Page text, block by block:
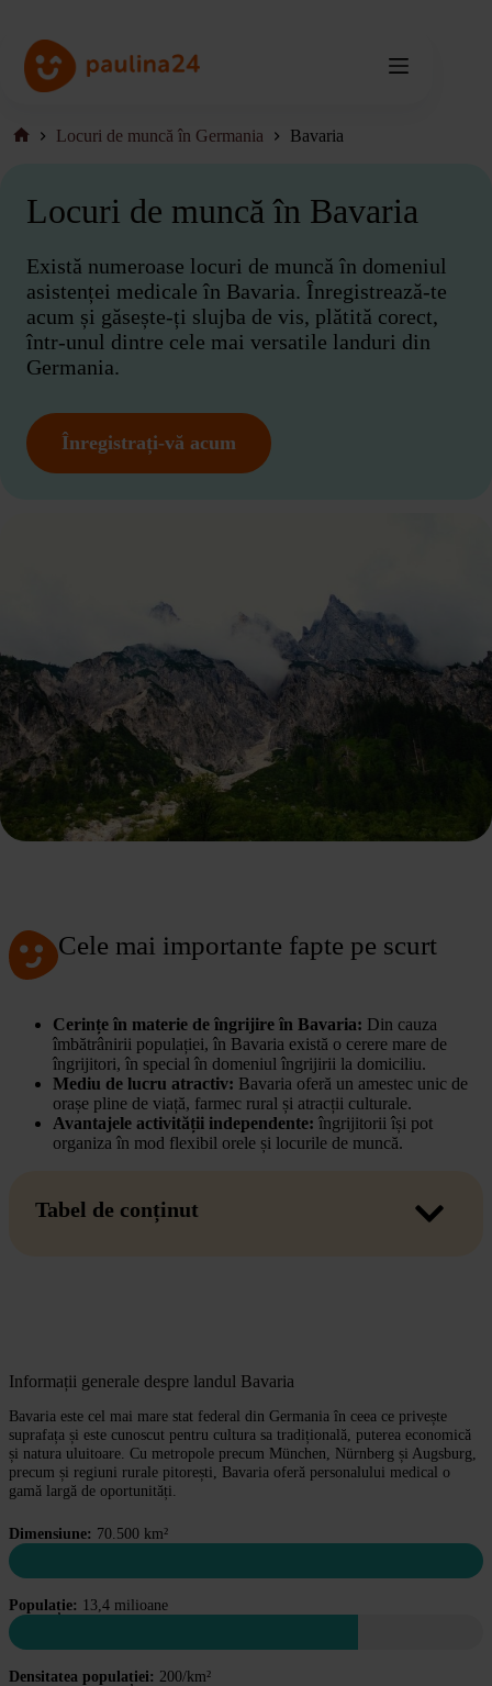
conținut
Locuri de muncă în Germania Bavaria
Locuri de muncă în Bavaria
Există numeroase locuri de muncă în domeniul
asistenței medicale în Bavaria. Înregistrează-te
acum și găsește-ți slujba de vis, plătită corect,
într-unul dintre cele mai versatile landuri din
Germania.
Înregistrați-vă acum
Cele mai importante fapte pe scurt
Cerințe în materie de îngrijire în Bavaria: Din cauza
îmbătrânirii populației, în Bavaria există o cerere mare de
îngrijitori, în special în domeniul îngrijirii la domiciliu.
Mediu de lucru atractiv: Bavaria oferă un amestec unic de
orașe pline de viață, farmec rural și atracții culturale.
Avantajele activității independente: îngrijitorii își pot
organiza în mod flexibil orele și locurile de muncă.
Tabel de conținut
Informații generale despre landul Bavaria
Bavaria este cel mai mare stat federal din Germania în ceea ce privește
suprafața și este cunoscut pentru cultura sa tradițională, puterea economică
și natura uluitoare. Cu metropole precum München, Nürnberg și Augsburg,
precum și regiuni rurale pitorești, Bavaria oferă personalului medical o
gamă largă de oportunități.
Dimensiune: 70.500 km²
Populație: 13,4 milioane
Densitatea populației: 200/km²